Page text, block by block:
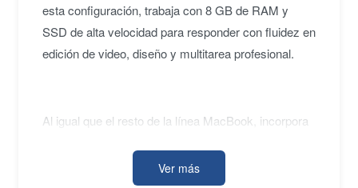
esta configuración, trabaja con 8 GB de RAM y
SSD de alta velocidad para responder con fluidez en
edición de video, diseño y multitarea profesional.
Al igual que el resto de la línea MacBook, incorpora
trackpad Force Touch y conectividad Thunderbolt /
Ver más